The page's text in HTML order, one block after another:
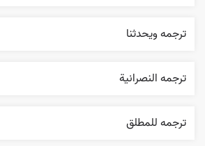
ترجمه ويحدثنا
ترجمه النصرانية
ترجمه للمطلق